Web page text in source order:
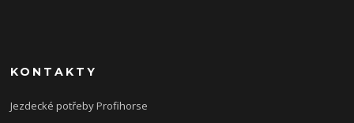
KONTAKTY
Jezdecké potřeby Profihorse